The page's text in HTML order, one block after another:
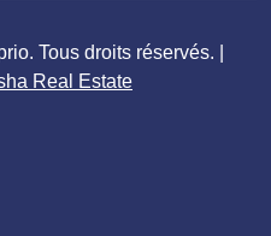
Tous droits réservés. |
Real Estate